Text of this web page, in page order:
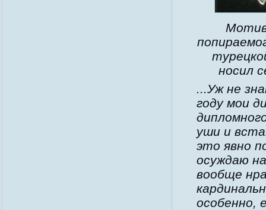
Мотив
носил
...Уж не
году мои
уши и
это явно
осуждаю
вообще
особенно,